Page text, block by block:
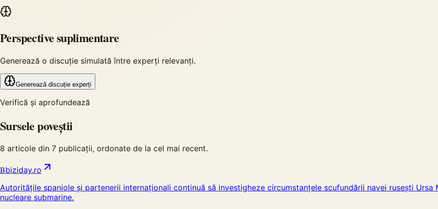
Perspective suplimentare
Generează o discuție simulată între experți relevanți.
Generează discuție experți
Verifică și aprofundează
Sursele poveștii
8 articole din 7 publicații, ordonate de la cel mai recent.
Bbiziday.ro
Autoritățile spaniole și partenerii internaționali continuă să investigheze circumstanțele scufundării navei rusești
nucleare submarine.